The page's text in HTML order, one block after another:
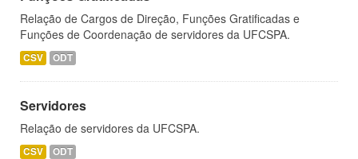
Relação de Cargos de Direção, Funções Gratificadas e
Funções de Coordenação de servidores da UFCSPA.
CSV ODT
Servidores
Relação de servidores da UFCSPA.
CSV ODT